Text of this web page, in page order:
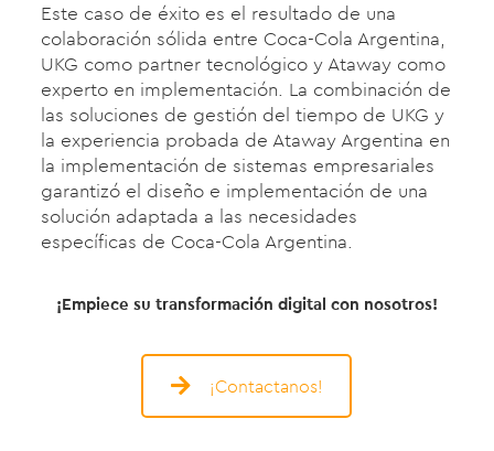
Este caso de éxito es el resultado de una
colaboración sólida entre Coca-Cola Argentina,
UKG como partner tecnológico y Ataway como
experto en implementación. La combinación de
las soluciones de gestión del tiempo de UKG y
la experiencia probada de Ataway Argentina en
la implementación de sistemas empresariales
garantizó el diseño e implementación de una
solución adaptada a las necesidades
específicas de Coca-Cola Argentina.
¡Empiece su transformación digital con nosotros!
¡Contactanos!